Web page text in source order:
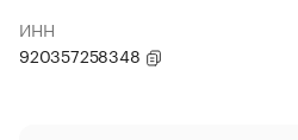
ИНН
920357258348